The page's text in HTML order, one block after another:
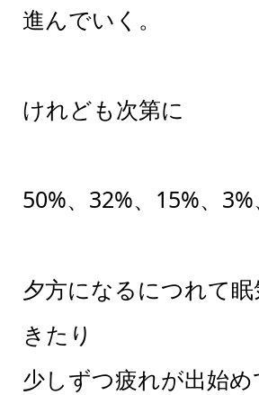
進んでいく。
けれども次第に
50%、32%、15%、3%
夕方になるにつれて
きたり
少しずつ疲れが出始め